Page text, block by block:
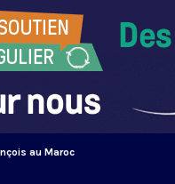
au Maroc